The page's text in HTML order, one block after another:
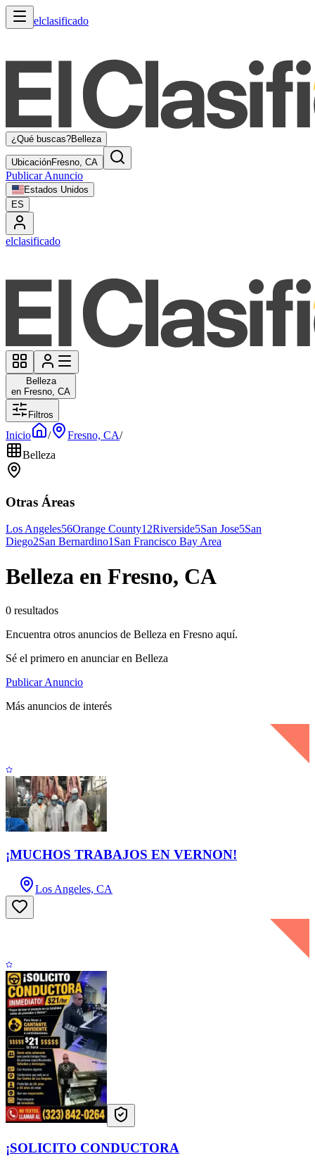
elclasificado
¿Qué buscas?Belleza
UbicaciónFresno, CA
Publicar Anuncio
Estados Unidos
ES
elclasificado
Belleza
en Fresno, CA
Filtros
Inicio / Fresno, CA/
Belleza
Otras Áreas
Los Angeles56Orange County12Riverside5San Jose5San
Diego2San Bernardino1San Francisco Bay Area
Belleza en Fresno, CA
0 resultados
Encuentra otros anuncios de Belleza en Fresno aquí.
Sé el primero en anunciar en Belleza
Publicar Anuncio
Más anuncios de interés
¡MUCHOS TRABAJOS EN VERNON!
Los Angeles, CA
¡SOLICITO CONDUCTORA